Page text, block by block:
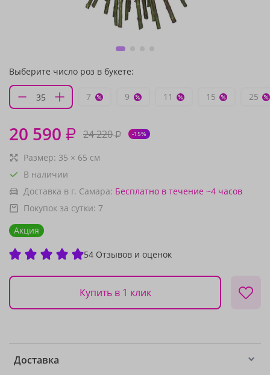
Выберите число роз в букете:
7 9 11 15 25
20 590 ₽ 24 220₽ -15%
Размер: 35 × 65 см
В наличии
Доставка в г. Самара: Бесплатно в течение ~4 часов
Покупок за сутки: 7
Акция
54 Отзывов и оценок
Купить в 1 клик
Доставка